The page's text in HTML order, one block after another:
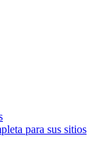
para sus sitios